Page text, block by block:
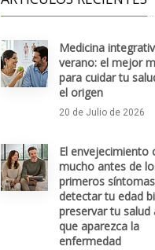
Medicina
verano: el mejor
para cuidar tu
el origen
20 de Julio de 2026
El envejecimiento
mucho antes de
primeros
detectar tu edad
preservar tu salud
que aparezca la
enfermedad